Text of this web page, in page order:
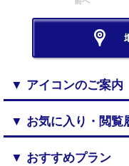
▼ アイコンのご案内
▼ お気に入り・閲覧
▼ おすすめプラン